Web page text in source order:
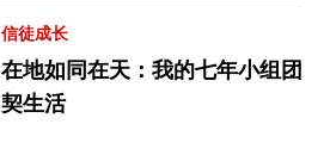
信徒成长
在地如同在天：我的七年小组团
契生活